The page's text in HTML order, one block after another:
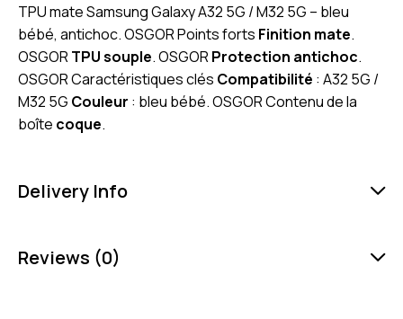
TPU mate Samsung Galaxy A32 5G / M32 5G – bleu
bébé, antichoc. OSGOR Points forts Finition mate.
OSGORTPU souple. OSGORProtection antichoc.
OSGOR Caractéristiques clés Compatibilité : A32 5G /
M32 5G Couleur : bleu bébé. OSGOR Contenu de la
boîte coque.
Delivery Info
Reviews (0)